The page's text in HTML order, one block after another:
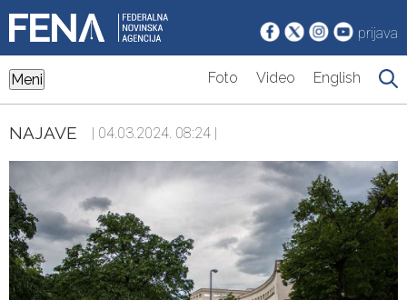
prijava
Meni Foto Video English
NAJAVE | 04.03.2024. 08:24 |